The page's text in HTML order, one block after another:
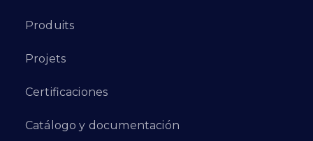
Produits
Projets
Certificaciones
Catálogo y documentación